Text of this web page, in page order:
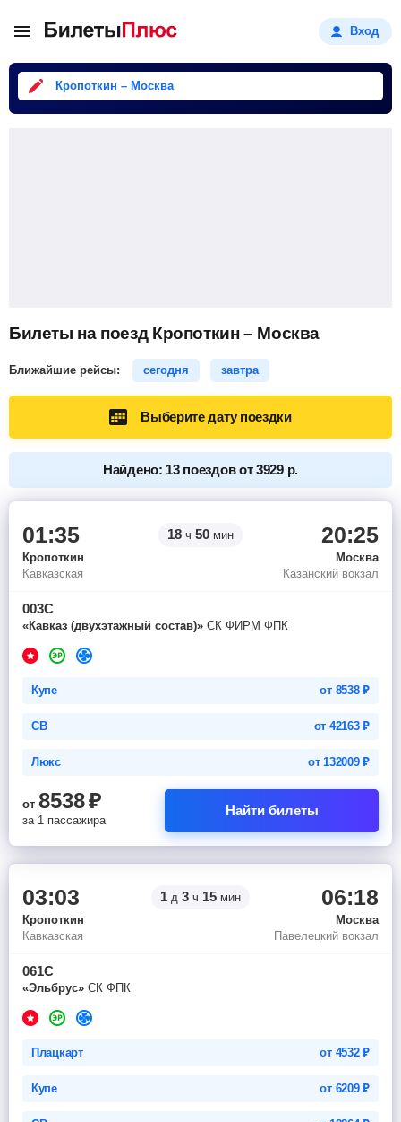
Вход
Кропоткин – Москва
Билеты на поезд Кропоткин – Москва
Ближайшие рейсы: сегодня завтра
Выберите дату поездки
Найдено: 13 поездов от 3929 р.
01:35 18 ч 50 мин 20:25
Кропоткин
Москва
Кавказская
Казанский вокзал
003С
«Кавказ (двухэтажный состав)» СК ФИРМ ФПК
Купе от 8538₽
СВ от 42163₽
Люкс от132009₽
от 8538₽
за 1 пассажира
Найти билеты
03:03 1 д 3 ч 15 мин 06:18
Кропоткин
Москва
Кавказская
Павелецкий вокзал
061С
«Эльбрус» СК ФПК
Плацкарт от 4532₽
Купе от 6209₽